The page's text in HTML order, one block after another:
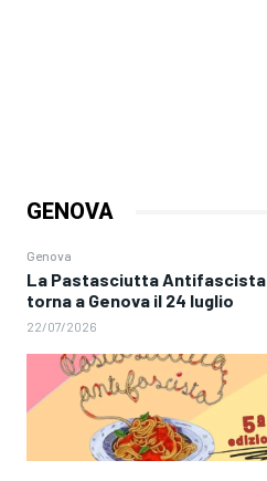
GENOVA
Genova
La Pastasciutta Antifascista
torna a Genova il 24 luglio
22/07/2026